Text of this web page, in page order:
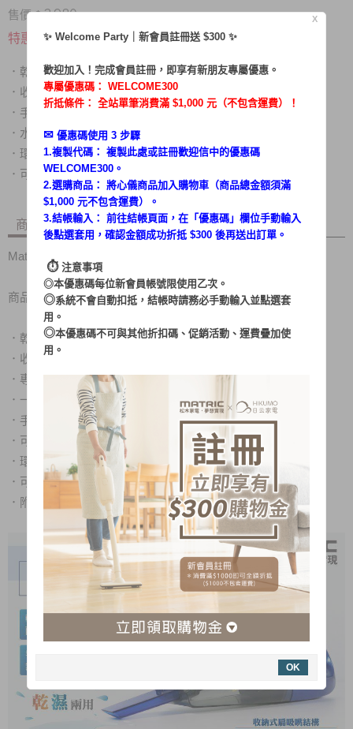
售價 $2,980
特惠價$ 1,980
． 乾/濕兩用型，使用隨心所欲
． 收納式扁吸嘴，配件不遺失
． 手持無線設計，使用不受限
． 水洗式透明集塵杯，塵蟎看的見
． 環保免耗材，免換集塵紙袋
． 可壁掛設計，收納不佔空間
商品內容 商品討論
Matric 收納寶乾濕二用吸塵器 MG-VC0510N
商品特色：
． 乾/濕兩用型，使用隨心所欲
． 收納式扁吸嘴，配件不遺失
． 專利申請字號 新型第M547944
． 一鍵啟動，使用簡單又方便
． 手持無線設計，使用不受限
． 可水洗式透明集塵杯，塵蟎看的見
． 環保免耗材，免換集塵紙袋
． 可壁掛設計，收納不佔空間
． 附毛刷
X
✨ Welcome Party｜新會員註冊送 $300 ✨
歡迎加入！完成會員註冊，即享有新朋友專屬優惠。
專屬優惠碼： WELCOME300
折抵條件： 全站單筆消費滿 $1,000 元（不包含運費）！
✉︎ 優惠碼使用 3 步驟
1.複製代碼： 複製此處或註冊歡迎信中的優惠碼
WELCOME300。
2.選購商品： 將心儀商品加入購物車（商品總金額須滿
$1,000 元不包含運費）。
3.結帳輸入： 前往結帳頁面，在「 優惠碼 」欄位手動輸入
後點選套用，確認金額成功折抵 $300 後再送出訂單。
⏱︎ 注意事項
◎本優惠碼每位新會員帳號限使用乙次。
◎系統不會自動扣抵，結帳時請務必手動輸入並點選套
用。
◎本優惠碼不可與其他折扣碼、促銷活動、運費疊加使
用。
OK